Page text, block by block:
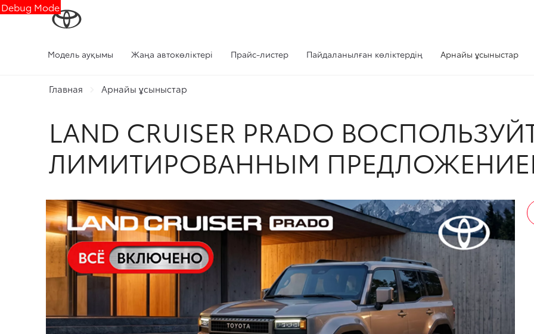
Debug Mode
Модель ауқымы Жаңа автокөліктері Прайс-листер Пайдаланылған көліктердің Арнайы ұсыныстар
Главная Арнайы ұсыныстар
LAND CRUISER PRADO
ЛИМИТИРОВАННЫМ